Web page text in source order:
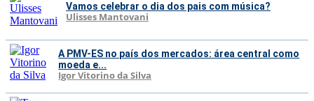
Vamos celebrar o dia dos pais com música?
Ulisses Mantovani
A PMV-ES no país dos mercados: área central como
moeda e...
Igor Vitorino da Silva